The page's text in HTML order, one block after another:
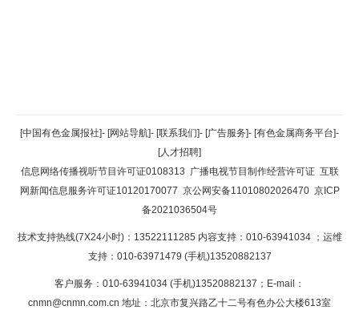
返回顶部
返回首页
[中国有色金属报社]- [网站导航]- [联系我们]- [广告服务]- [有色金属商务平台]-
[人才招聘]
信息网络传播视听节目许可证0108313 广播电视节目制作经营许可证 互联
网新闻信息服务许可证10120170077 京公网安备11010802026470 京ICP
备2021036504号
技术支持热线(7X24小时)：13522111285 内容支持：010-63941034 ；运维
支持：010-63971479 (手机)13520882137
客户服务：010-63941034 (手机)13520882137；E-mail：
cnmn@cnmn.com.cn 地址：北京市复兴路乙十二号有色办公大楼613室